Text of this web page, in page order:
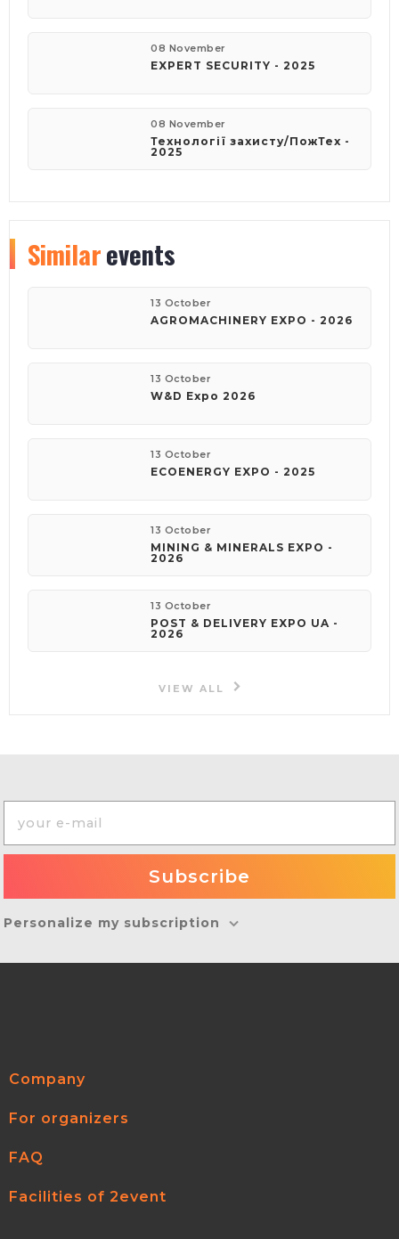
08 November
EXPERT SECURITY - 2025
08 November
Технології захисту/ПожТех -
2025
Similarevents
13 October
AGROMACHINERY EXPO - 2026
13 October
W&D Expo 2026
13 October
ECOENERGY EXPO - 2025
13 October
MINING & MINERALS EXPO -
2026
13 October
POST & DELIVERY EXPO UA -
2026
VIEW ALL
Personalize my subscription
Company
For organizers
FAQ
Facilities of 2event